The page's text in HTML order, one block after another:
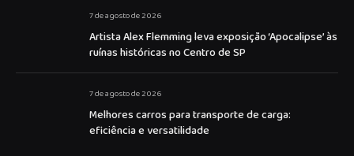
7 de agosto de 2026
Artista Alex Flemming leva exposição ‘Apocalipse’ às
ruínas históricas no Centro de SP
7 de agosto de 2026
Melhores carros para transporte de carga:
eficiência e versatilidade